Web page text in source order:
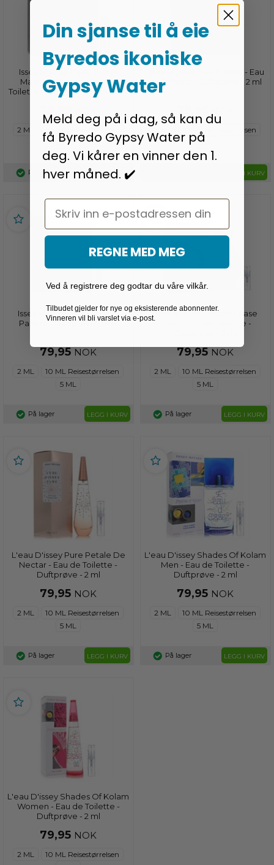
Issey Miyake L'eau Super
Majeure D'issey - Eau de
Toilette Intense - Duftprøve - 2
ml
2 ML
10 ML Reisestørrelsen
5 ML
På lager LEGG I KURV
Issey Miyake Nuit D'Issey - Eau
de Toilette - Duftprøve - 2 ml
10 ML Reisestørrelsen
5 ML
LEGG I KURV
Issey Miyake Nuit D'Issey -
Parfum - Duftprøve - 2 ml
79,95NOK
2 ML
10 ML Reisestørrelsen
5 ML
På lager LEGG I KURV
Issey Miyake Pleats Please
L'eau - Eau de Toilette -
79,95NOK
2 ML
10 ML Reisestørrelsen
5 ML
På lager LEGG I KURV
L'eau D'issey Pure Petale De
Nectar - Eau de Toilette -
Duftprøve - 2 ml
79,95 NOK
2 ML
10 ML Reisestørrelsen
5 ML
På lager LEGG I KURV
L'eau D'issey Shades Of Kolam
Men - Eau de Toilette -
Duftprøve - 2 ml
79,95 NOK
2 ML
10 ML Reisestørrelsen
5 ML
På lager LEGG I KURV
L'eau D'issey Shades Of Kolam
Women - Eau de Toilette -
Duftprøve - 2 ml
79,95 NOK
2 ML
10 ML Reisestørrelsen
Din sjanse til å eie
Byredos ikoniske
Gypsy Water
Meld deg på i dag, så kan du
få Byredo Gypsy Water på
deg. Vi kårer en vinner den 1.
hver måned. ✔️
Email
REGNE MED MEG
Ved å registrere deg godtar du våre vilkår.
Tilbudet gjelder for nye og eksisterende abonnenter.
Vinneren vil bli varslet via e-post.